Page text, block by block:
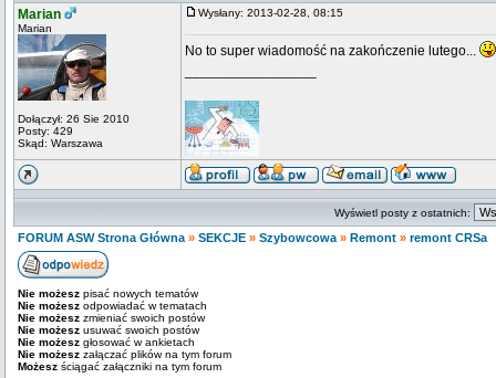
Marian
Marian
Dołączył: 26 Sie 2010
Posty: 429
Skąd: Warszawa
Wysłany: 2013-02-28, 08:15
No to super wiadomość na zakończenie lutego...
Wyświetl posty z ostatnich:
FORUM ASW Strona Główna » SEKCJE » Szybowcowa » Remont » remont CRSa
Nie możesz pisać nowych tematów
Nie możesz odpowiadać w tematach
Nie możesz zmieniać swoich postów
Nie możesz usuwać swoich postów
Nie możesz głosować w ankietach
Nie możesz załączać plików na tym forum
Możesz ściągać załączniki na tym forum